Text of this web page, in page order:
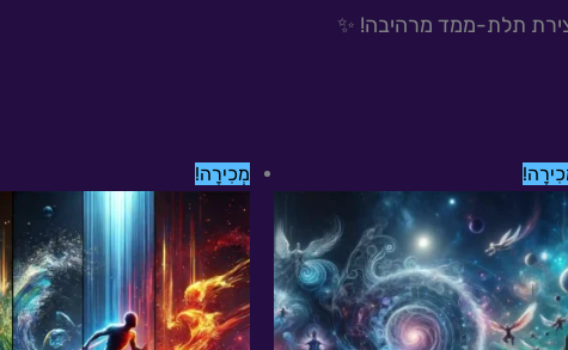
המקורי
היה:
1,497.00 ₪.
הנוכחי
הוא:
997.00 ₪.
מְכִירָה!
המקורי
היה:
999.00 ₪.
הנוכחי
הוא:
497.00 ₪.